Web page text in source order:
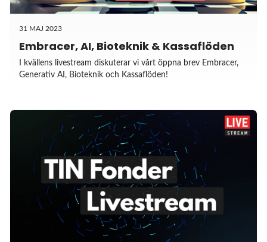
31 MAJ 2023
Embracer, AI, Bioteknik & Kassaflöden
I kvällens livestream diskuterar vi vårt öppna brev Embracer,
Generativ AI, Bioteknik och Kassaflöden!